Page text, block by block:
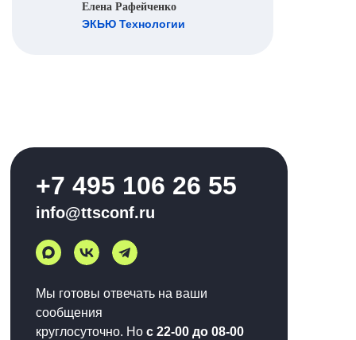
Елена Рафейченко
ЭКЬЮ Технологии
+7 495 106 26 55
info@ttsconf.ru
Мы готовы отвечать на ваши
сообщения
круглосуточно. Но с 22-00 до 08-00